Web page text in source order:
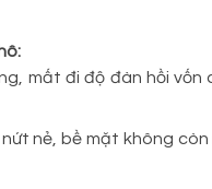
mất đi độ đàn hồi
nẻ, bề mặt không